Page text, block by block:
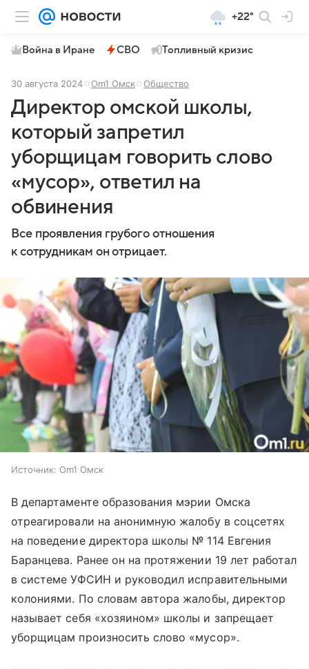
+22°
Война в Иране СВО Топливный кризис
30 августа 2024 Om1 Омск Общество
Директор омской школы,
который запретил
уборщицам говорить слово
«мусор», ответил на
обвинения
Все проявления грубого отношения
к сотрудникам он отрицает.
Источник: Om1 Омск
В департаменте образования мэрии Омска
отреагировали на анонимную жалобу в соцсетях
на поведение директора школы № 114 Евгения
Баранцева. Ранее он на протяжении 19 лет работал
в системе УФСИН и руководил исправительными
колониями. По словам автора жалобы, директор
называет себя «хозяином» школы и запрещает
уборщицам произносить слово «мусор».